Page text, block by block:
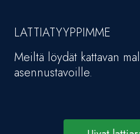
LATTIATYYPPIMME
Meiltä löydät kattavan
asennustavoille.